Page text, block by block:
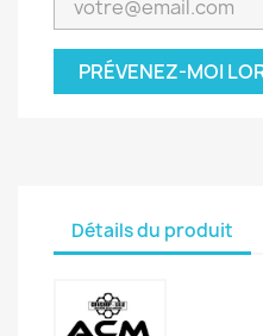
PRÉVENEZ-MOI
Détails du produit